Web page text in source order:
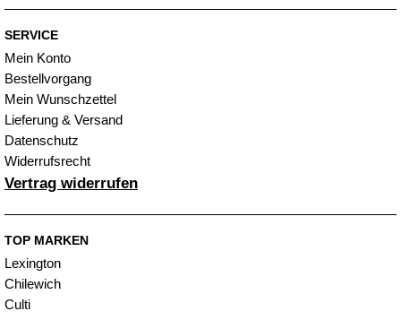
SERVICE
Mein Konto
Bestellvorgang
Mein Wunschzettel
Lieferung & Versand
Datenschutz
Widerrufsrecht
Vertrag widerrufen
TOP MARKEN
Lexington
Chilewich
Culti